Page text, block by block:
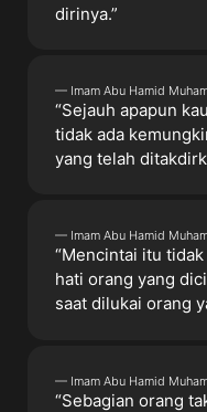
dirinya.”
— Imam Abu Hamid
“Sejauh apapun
tidak ada
yang telah
— Imam Abu Hamid
“Mencintai itu
hati orang yang
saat dilukai orang
— Imam Abu Hamid
“Sebagian orang